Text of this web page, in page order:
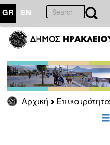
GR EN
Αρχική Επικαιρότητα
ΕΠΙΚΑΙΡΟΤΗΤΑ
Τύπου
Αρχείο